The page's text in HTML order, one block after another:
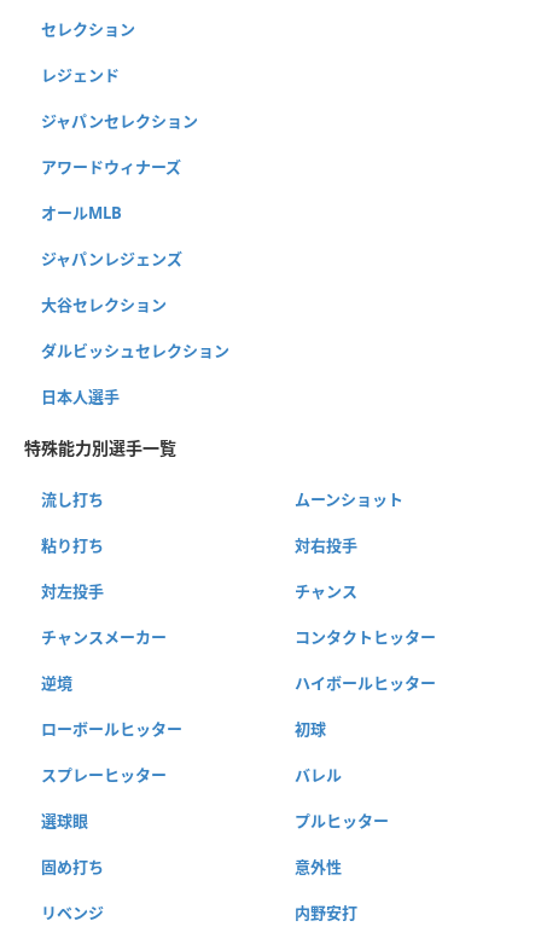
セレクション
レジェンド
ジャパンセレクション
アワードウィナーズ
オールMLB
ジャパンレジェンズ
大谷セレクション
ダルビッシュセレクション
日本人選手
特殊能力別選手一覧
流し打ち ムーンショット
粘り打ち 対右投手
対左投手 チャンス
チャンスメーカー コンタクトヒッター
逆境 ハイボールヒッター
ローボールヒッター 初球
スプレーヒッター バレル
選球眼 プルヒッター
固め打ち 意外性
リベンジ 内野安打